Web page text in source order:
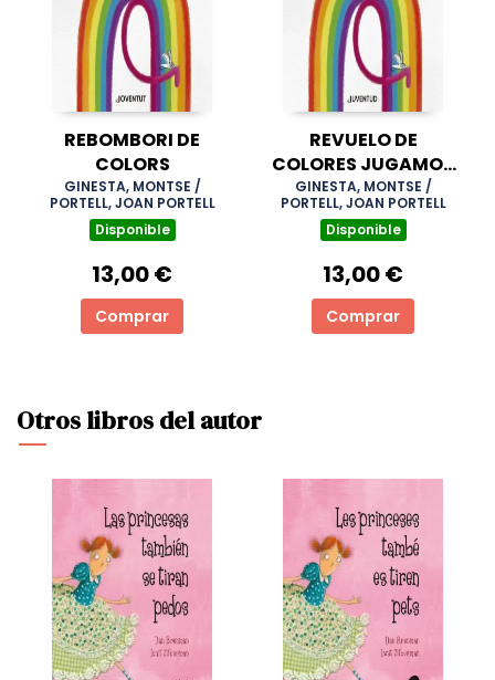
REBOMBORI DE
COLORS
GINESTA, MONTSE /
PORTELL, JOAN PORTELL
Disponible
13,00 €
Comprar
REVUELO DE
COLORES JUGAMOS
A RESTAR COLORES
GINESTA, MONTSE /
PORTELL, JOAN PORTELL
Disponible
13,00 €
Comprar
Otros libros del autor